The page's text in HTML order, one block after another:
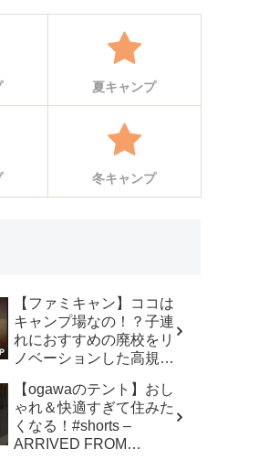
夏キャンプ
冬キャンプ
【ファミキャン】ココは
キャンプ場なの！？子連
れにおすすめの廃校をリ
ノベーションした高規格
す！ – ちいさおきゃんぷ
【ogawaのテント】おし
ゃれ＆快適すぎて住みた
くなる！#shorts –
ARRIVED FROM